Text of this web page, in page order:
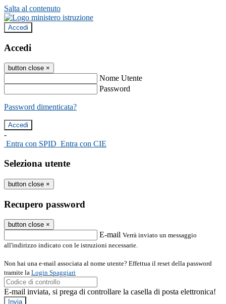
Salta al contenuto
Accedi
Accedi
button close ×
Nome Utente
Password
Password dimenticata?
-
Entra con SPID Entra con CIE
Seleziona utente
button close ×
Recupero password
button close ×
E-mail Verrà inviato un messaggio
all'indirizzo indicato con le istruzioni necessarie.
Non hai una e-mail associata al nome utente? Effettua il reset della password
tramite la Login Spaggiari
E-mail inviata, si prega di controllare la casella di posta elettronica!